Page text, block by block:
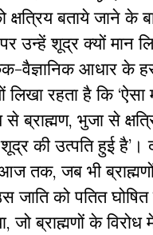
क्षत्रिय बताये जाने के
उन्हें शूद्र क्यों मान
वैज्ञानिक आधार के
रहता है कि ‘ऐसा
ब्राह्मण, भुजा से
की उत्पति हुई
तक, जब भी ब्राह्मणों
जाति को पतित
जो ब्राह्मणों के